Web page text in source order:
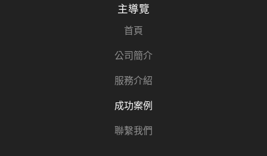
主導覽
首頁
公司簡介
服務介紹
成功案例
聯繫我們